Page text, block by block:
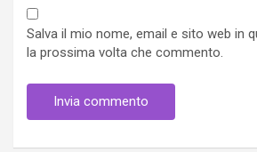
Salva il mio nome, email e sito web in
la prossima volta che commento.